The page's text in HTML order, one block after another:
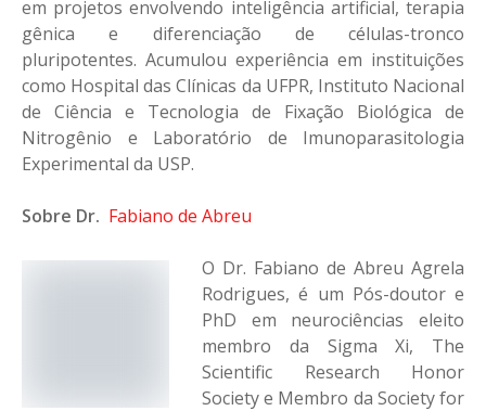
em projetos envolvendo inteligência artificial, terapia
gênica e diferenciação de células-tronco
pluripotentes. Acumulou experiência em instituições
como Hospital das Clínicas da UFPR, Instituto Nacional
de Ciência e Tecnologia de Fixação Biológica de
Nitrogênio e Laboratório de Imunoparasitologia
Experimental da USP.
Sobre Dr. Fabiano de Abreu
O Dr. Fabiano de Abreu Agrela
Rodrigues, é um Pós-doutor e
PhD em neurociências eleito
membro da Sigma Xi, The
Scientific Research Honor
Society e Membro da Society for